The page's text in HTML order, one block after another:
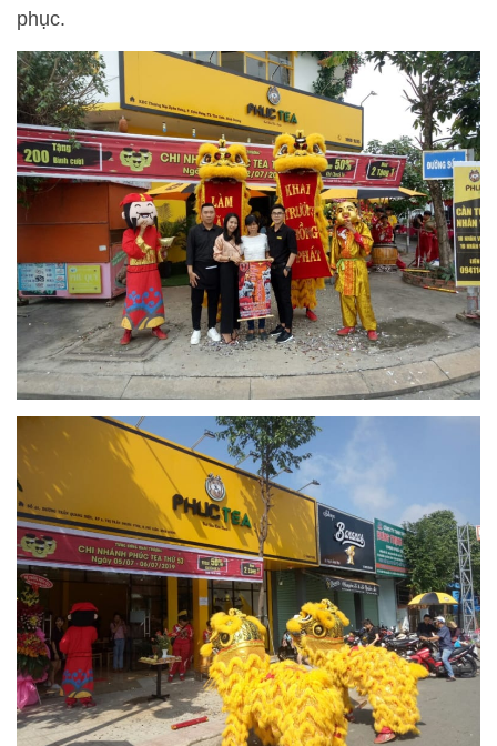
phục.